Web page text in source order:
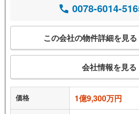
0078-6014-
この会社の物件詳細を見る
会社情報を見る
価格 1億9,300万円